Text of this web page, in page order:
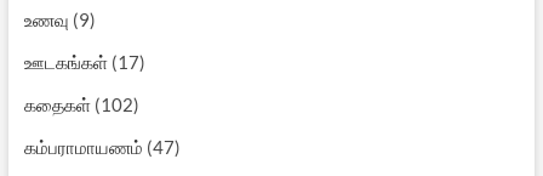
உணவு (9)
ஊடகங்கள்(17)
கதைகள்(102)
கம்பராமாயணம் (47)